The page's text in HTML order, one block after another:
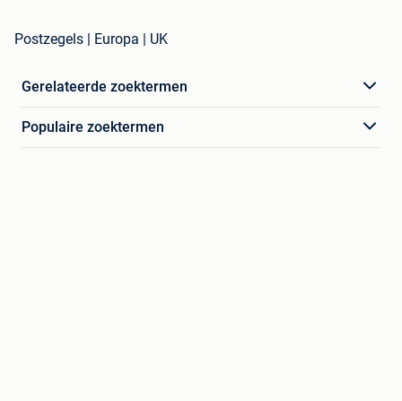
Postzegels | Europa | UK
Gerelateerde zoektermen
Populaire zoektermen